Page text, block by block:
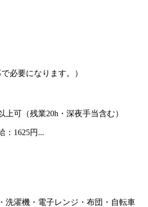
必要になります。）
上可（残業20h・深夜手当含む）
：1625円...
洗濯機・電子レンジ・布団・自転車